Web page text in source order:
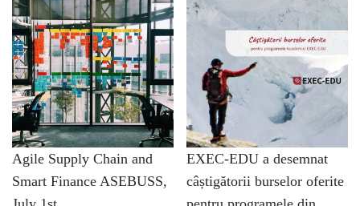
Agile Supply Chain and
Smart Finance ASEBUSS,
EXEC-EDU a desemnat
câștigătorii burselor oferite